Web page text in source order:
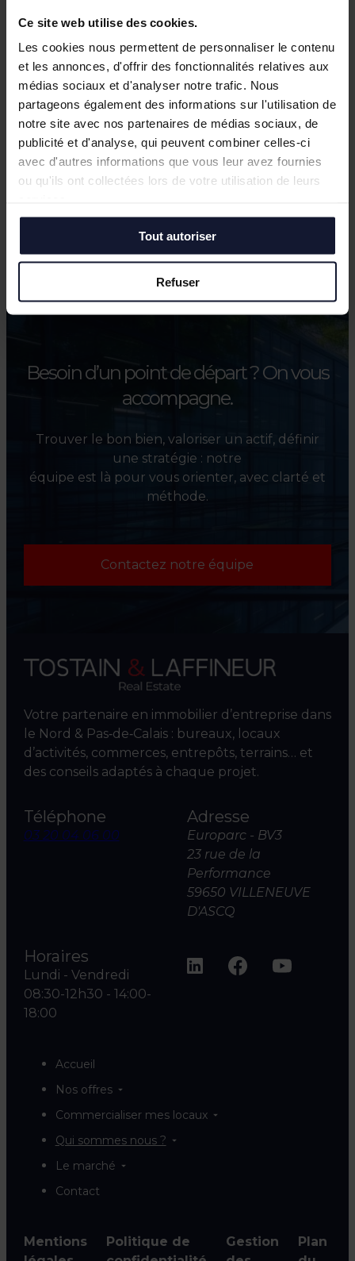
Ce site web utilise des cookies.
Les cookies nous permettent de personnaliser le contenu
et les annonces, d'offrir des fonctionnalités relatives aux
médias sociaux et d'analyser notre trafic. Nous
partageons également des informations sur l'utilisation de
notre site avec nos partenaires de médias sociaux, de
publicité et d'analyse, qui peuvent combiner celles-ci
avec d'autres informations que vous leur avez fournies
ou qu'ils ont collectées lors de votre utilisation de leurs
Tout autoriser
Refuser
Besoin d’un point de départ ?On vous
accompagne.
Trouver le bon bien, valoriser un actif, définir
une stratégie : notre
équipe est là pour vous orienter, avec clarté et
méthode.
Contactez notre équipe
Votre partenaire en immobilier d’entreprise dans
le Nord & Pas‑de‑Calais : bureaux, locaux
d’activités, commerces, entrepôts, terrains… et
des conseils adaptés à chaque projet.
Téléphone
03 20 04 06 00
Adresse
Europarc - BV3
23 rue de la
Performance
59650 VILLENEUVE
D'ASCQ
Horaires
Lundi - Vendredi
08:30-12h30 - 14:00-
18:00
Accueil
Nos offres
Commercialiser mes locaux
Qui sommes nous ?
Le marché
Contact
Mentions
Politique de
Gestion
Plan